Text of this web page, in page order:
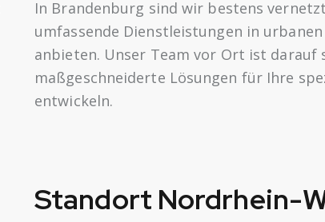
In Brandenburg sind wir bestens
umfassende Dienstleistungen in
anbieten. Unser Team vor Ort ist darauf
maßgeschneiderte Lösungen für Ihre
entwickeln.
Standort Nordrhein-